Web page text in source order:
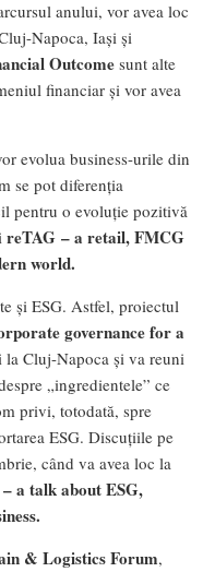
anului, vor avea loc
Napoca, Iași și
Outcomesunt alte
financiar și vor avea
evolua business-urile din
se pot diferenția
pentru o evoluție pozitivă
reTAG – a retail, FMCG
world.
și ESG. Astfel, proiectul
governance for a
la Cluj-Napoca și va reuni
„ingredientele” ce
privi, totodată, spre
ESG. Discuțiile pe
când va avea loc la
– a talk about ESG,
& Logistics Forum,